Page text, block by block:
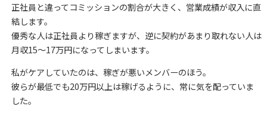
正社員と違ってコミッションの割合が大きく、営業成績が収入に直
結します。
優秀な人は正社員より稼ぎますが、逆に契約があまり取れない人は
月収15～17万円になってしまいます。
私がケアしていたのは、稼ぎが悪いメンバーのほう。
彼らが最低でも20万円以上は稼げるように、常に気を配っていま
した。